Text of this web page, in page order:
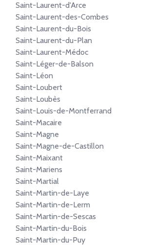
Saint-Laurent-d'Arce
Saint-Laurent-des-Combes
Saint-Laurent-du-Bois
Saint-Laurent-du-Plan
Saint-Laurent-Médoc
Saint-Léger-de-Balson
Saint-Léon
Saint-Loubert
Saint-Loubès
Saint-Louis-de-Montferrand
Saint-Macaire
Saint-Magne
Saint-Magne-de-Castillon
Saint-Maixant
Saint-Mariens
Saint-Martial
Saint-Martin-de-Laye
Saint-Martin-de-Lerm
Saint-Martin-de-Sescas
Saint-Martin-du-Bois
Saint-Martin-du-Puy